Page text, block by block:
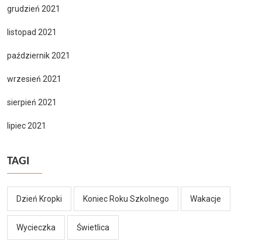
grudzień 2021
listopad 2021
październik 2021
wrzesień 2021
sierpień 2021
lipiec 2021
TAGI
Dzień Kropki Koniec Roku Szkolnego Wakacje
Wycieczka Świetlica